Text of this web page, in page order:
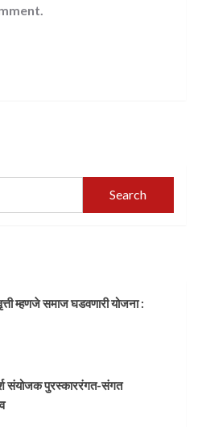
Search
म्हणजे समाज घडवणारी योजना :
संयोजक पुरस्काररंगत-संगत